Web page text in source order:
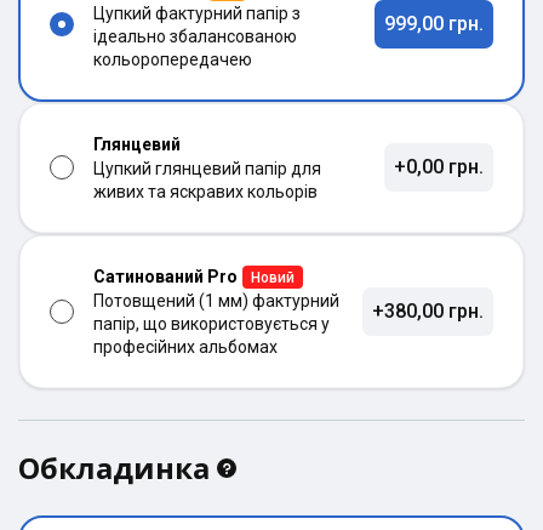
Цупкий фактурний папір з
ідеально збалансованою
кольоропередачею
999,00 грн.
Глянцевий
Цупкий глянцевий папір для
живих та яскравих кольорів
+0,00 грн.
Сатинований Pro Новий
Потовщений (1 мм) фактурний
папір, що використовується у
професійних альбомах
+380,00 грн.
Обкладинка